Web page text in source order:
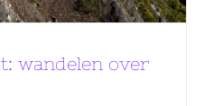
wandelen over